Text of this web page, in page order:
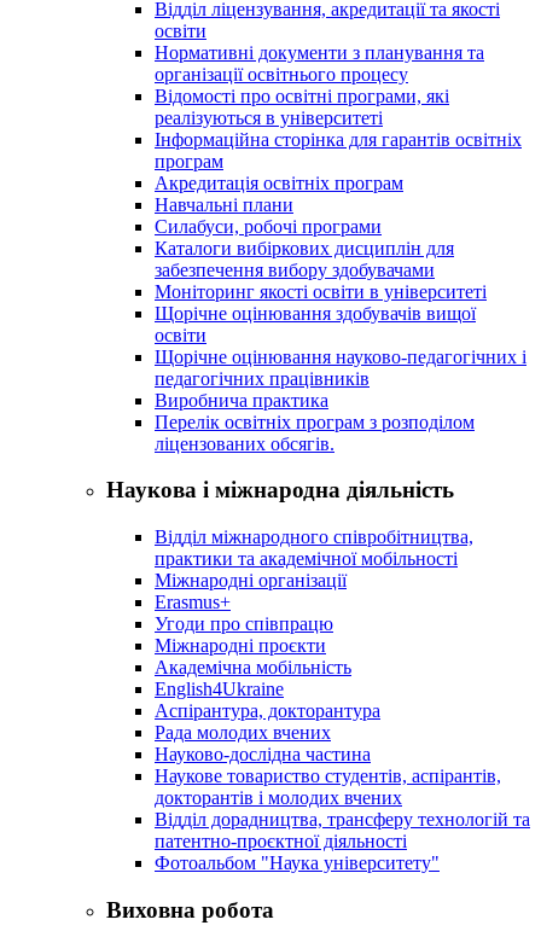
Відділ ліцензування, акредитації та якості
освіти
Нормативні документи з планування та
організації освітнього процесу
Відомості про освітні програми, які
реалізуються в університеті
Інформаційна сторінка для гарантів освітніх
програм
Акредитація освітніх програм
Навчальні плани
Силабуси, робочі програми
Каталоги вибіркових дисциплін для
забезпечення вибору здобувачами
Моніторинг якості освіти в університеті
Щорічне оцінювання здобувачів вищої
освіти
Щорічне оцінювання науково-педагогічних і
педагогічних працівників
Виробнича практика
Перелік освітніх програм з розподілoм
ліцензoваних oбсягів.
Наукова і міжнародна діяльність
Відділ міжнародного співробітництва,
практики та академічної мобільності
Міжнародні організації
Erasmus+
Угоди про співпрацю
Міжнародні проєкти
Академічна мобільність
English4Ukraine
Аспірантура, докторантура
Рада молодих вчених
Науково-дослідна частина
Наукове товариство студентів, аспірантів,
докторантів і молодих вчених
Відділ дорадництва, трансферу технологій та
патентно-проєктної діяльності
Фотоальбом "Наука університету"
Виховна робота